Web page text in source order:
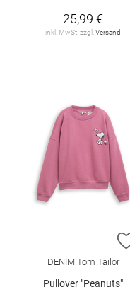
25,99 €
inkl. MwSt. zzgl. Versand
DENIM Tom Tailor
Pullover "Peanuts"